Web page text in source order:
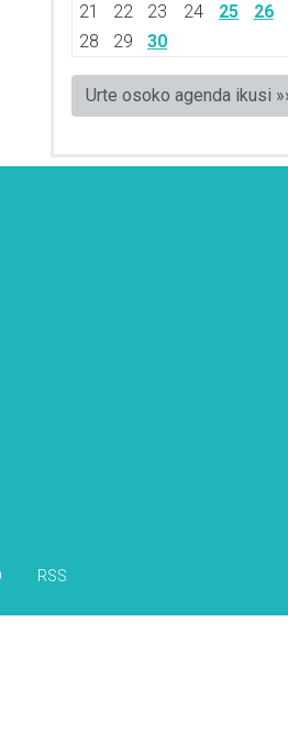
21
22 23 24 25 26
28
29 30
Urte osoko agenda ikusi
RSS